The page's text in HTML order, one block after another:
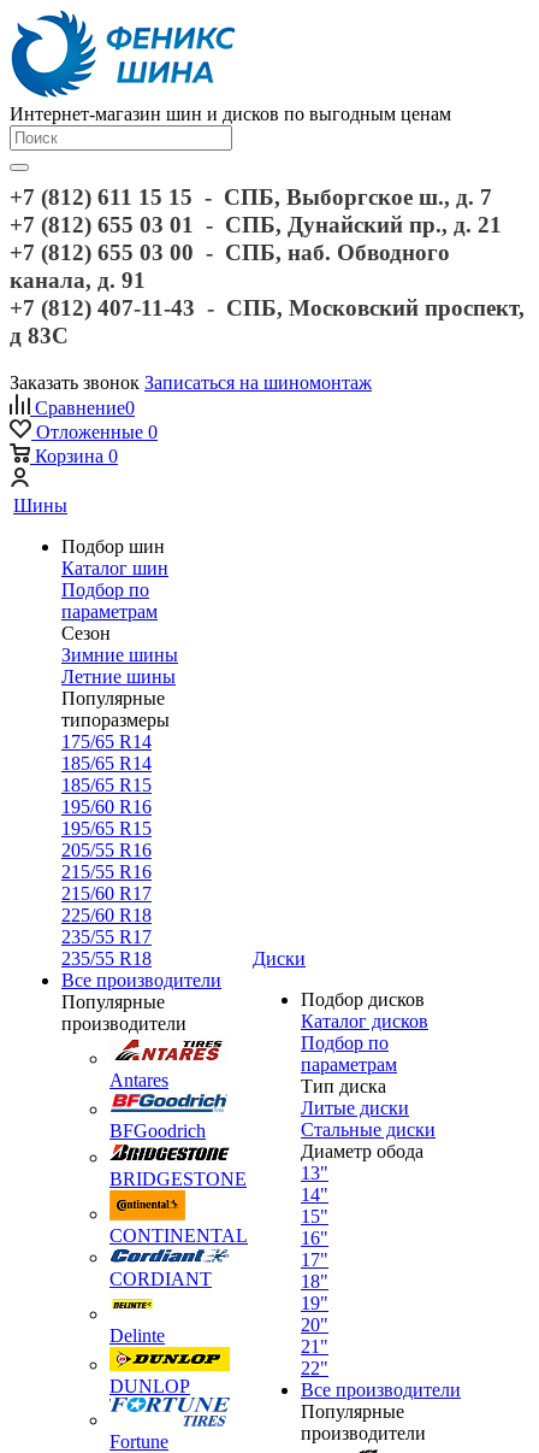
Интернет-магазин шин и дисков по выгодным ценам
+7 (812) 611 15 15 - СПБ, Выборгское ш., д. 7
+7 (812) 655 03 01 - СПБ, Дунайский пр., д. 21
+7 (812) 655 03 00 - СПБ, наб. Обводного
канала, д. 91
+7 (812) 407-11-43 - СПБ, Московский проспект,
д 83С
Заказать звонок Записаться на шиномонтаж
Сравнение0
Отложенные 0
Корзина 0
Шины
Подбор шин
Каталог шин
Подбор по
параметрам
Сезон
Зимние шины
Летние шины
Популярные
типоразмеры
175/65 R14
185/65 R14
185/65 R15
195/60 R16
195/65 R15
205/55 R16
215/55 R16
215/60 R17
225/60 R18
235/55 R17
235/55 R18
Все производители
Популярные
производители
Antares
BFGoodrich
BRIDGESTONE
CONTINENTAL
CORDIANT
Delinte
DUNLOP
Fortune
Диски
Подбор дисков
Каталог дисков
Подбор по
параметрам
Тип диска
Литые диски
Стальные диски
Диаметр обода
13"
14"
15"
16"
17"
18"
19"
20"
21"
22"
Все производители
Популярные
производители